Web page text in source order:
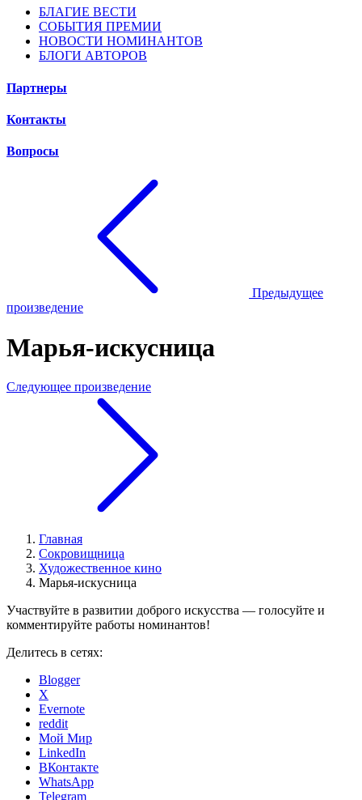
БЛАГИЕ ВЕСТИ
СОБЫТИЯ ПРЕМИИ
НОВОСТИ НОМИНАНТОВ
БЛОГИ АВТОРОВ
Партнеры
Контакты
Вопросы
Предыдущее
произведение
Марья-искусница
Следующее произведение
Главная
Сокровищница
Художественное кино
Марья-искусница
Участвуйте в развитии доброго искусства — голосуйте и
комментируйте работы номинантов!
Делитесь в сетях:
Blogger
X
Evernote
reddit
Мой Мир
LinkedIn
ВКонтакте
WhatsApp
Telegram